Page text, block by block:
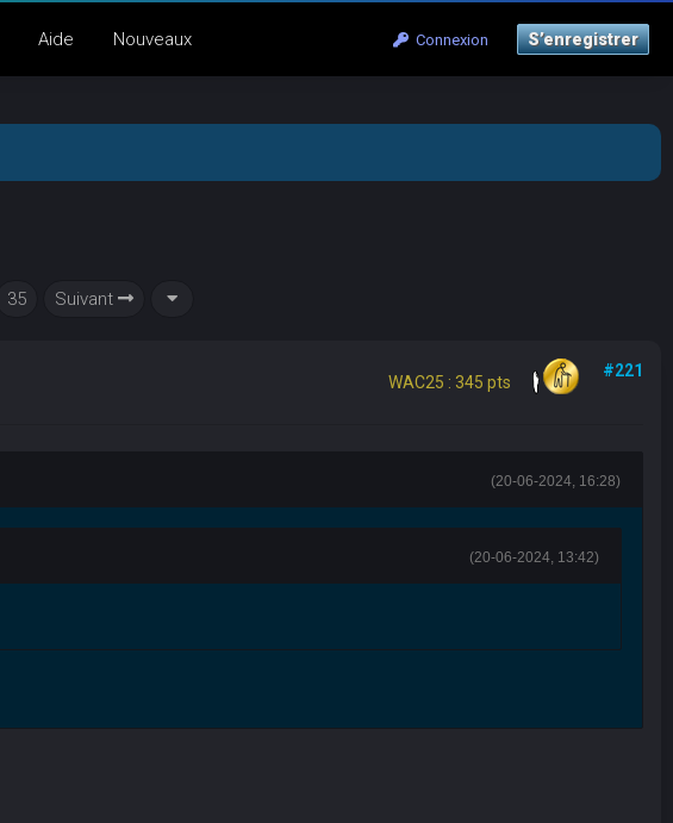
Connexion S’enregistrer
Aide Nouveaux
35 Suivant
WAC25 : 345 pts
#221
(20-06-2024, 16:28)
(20-06-2024, 13:42)